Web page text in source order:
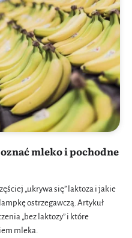
mleko i pochodne
„ukrywa się” laktoza i jakie
ostrzegawczą. Artykuł
„bez laktozy” i które
mleka.